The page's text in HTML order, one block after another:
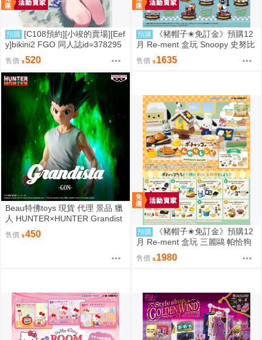
預購 [C108預約][小竣的賣場][Eef
y]bikini2 FGO 同人誌id=378295
售價 520
預購
《豬帽子✬免訂金》預購12
月 Re-ment 盒玩 Snoopy 史努比
街角招牌場景 中盒6入 0816
售價 1635
Beau特佛toys 現貨 代理 景品 獵
人 HUNTER×HUNTER Grandist
a 小傑 0206
售價 450 預購
《豬帽子✬免訂金》預購12
月 Re-ment 盒玩 三麗鷗 帕恰狗
烘焙食譜 中盒8入 0816
售價 1980